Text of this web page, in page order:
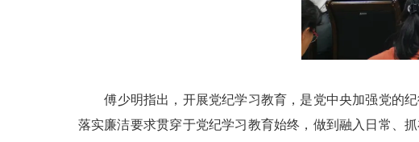
傅少明指出，开展党纪学习教育，是党中央加强党的
落实廉洁要求贯穿于党纪学习教育始终，做到融入日常、